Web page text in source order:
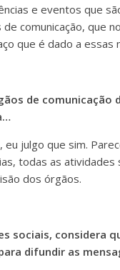
e eventos que
comunicação, que
que é dado a essas
de comunicação
eu julgo que sim.
todas as atividades
dos órgãos.
sociais, considera
difundir as